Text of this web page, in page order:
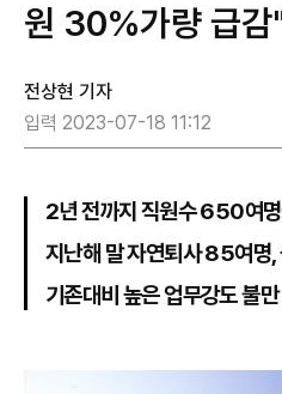
원 30%가량 급감
전상현 기자
입력 2023-07-18 11:12
2년 전까지 직원수 650여
지난해 말 자연퇴사 85여
기존대비 높은 업무강도 불